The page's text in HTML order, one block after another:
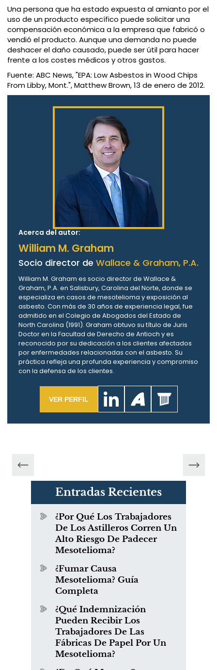
Una persona que ha estado expuesta al amianto por el
uso de un producto específico puede solicitar una
compensación económica a la empresa que fabricó o
vendió el producto. Aunque una demanda no puede
deshacer el daño causado, puede ser útil para hacer
frente a los costes médicos y otros gastos.
Fuente: ABC News, "EPA: Low Asbestos in Wood Chips
From Libby, Mont.", Matthew Brown, 13 de enero de 2012.
Acerca del autor:
William M. Graham
Socio director de Wallace & Graham, P.A.
William M. Graham es socio director de Wallace &
Graham, P.A. en Salisbury, Carolina del Norte, donde se
especializa en casos de mesotelioma y exposición al
asbesto. Con más de 30 años de experiencia legal, fue
admitido en el Colegio de Abogados del Estado de
North Carolina (1991). Graham obtuvo su título de Juris
Doctor en la Facultad de Derecho de Antioch y es
reconocido por su dedicación a los clientes afectados
por enfermedades relacionadas con el asbesto. Su
práctica refleja una profunda experiencia y compromiso
con la defensa de los clientes.
VER PERFIL
Entradas Recientes
¿Por Qué Los Trabajadores
De Los Astilleros Corren Un
Alto Riesgo De Padecer
Mesotelioma?
¿Fumar Causa
Mesotelioma? Guía
Completa
¿Qué Indemnización
Pueden Recibir Los
Trabajadores De Las
Fábricas De Papel Por Un
Mesotelioma?